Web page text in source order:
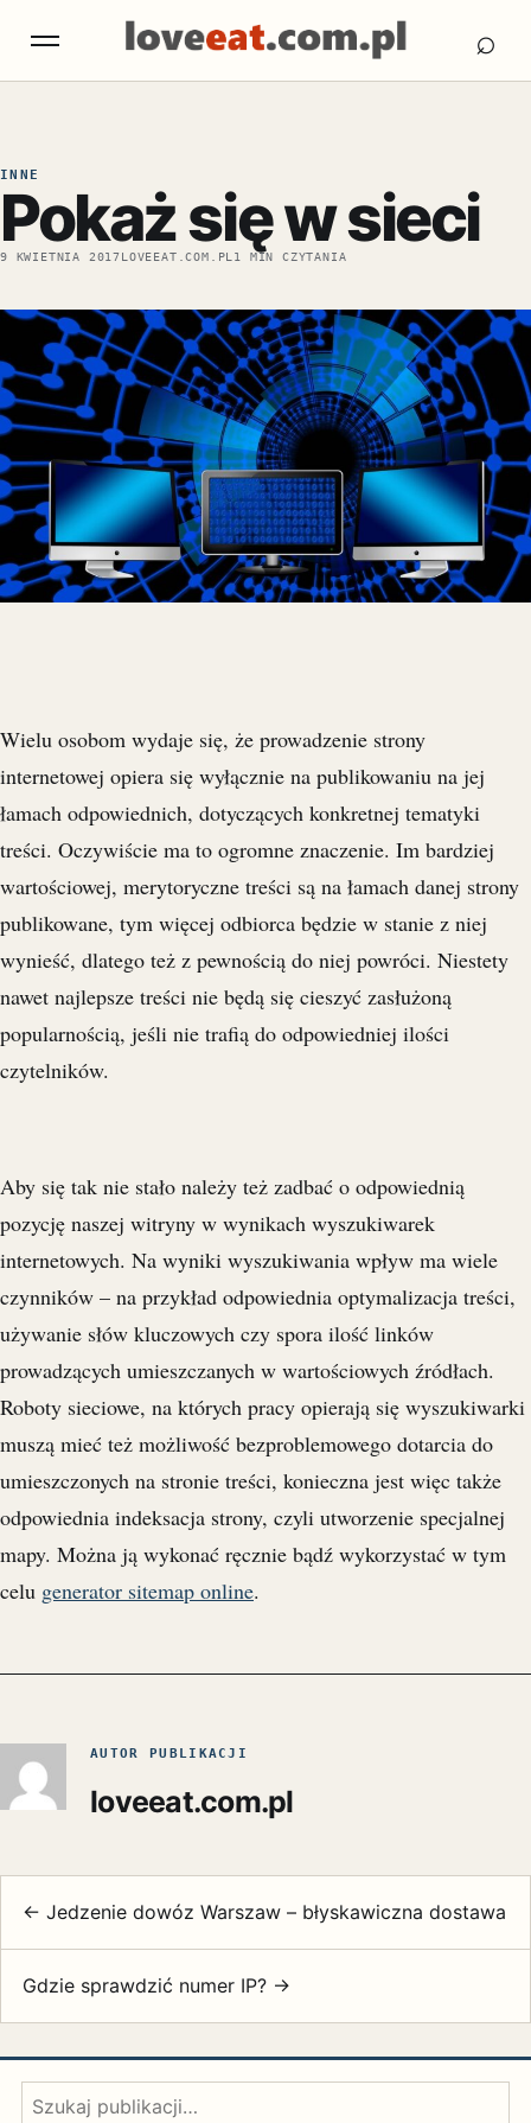
Otwórz menu ⌕
INNE
Pokaż się w sieci
9 KWIETNIA 2017LOVEEAT.COM.PL 1 MIN CZYTANIA
Wielu osobom wydaje się, że prowadzenie strony
internetowej opiera się wyłącznie na publikowaniu na jej
łamach odpowiednich, dotyczących konkretnej tematyki
treści. Oczywiście ma to ogromne znaczenie. Im bardziej
wartościowej, merytoryczne treści są na łamach danej strony
publikowane, tym więcej odbiorca będzie w stanie z niej
wynieść, dlatego też z pewnością do niej powróci. Niestety
nawet najlepsze treści nie będą się cieszyć zasłużoną
popularnością, jeśli nie trafią do odpowiedniej ilości
czytelników.
Aby się tak nie stało należy też zadbać o odpowiednią
pozycję naszej witryny w wynikach wyszukiwarek
internetowych. Na wyniki wyszukiwania wpływ ma wiele
czynników – na przykład odpowiednia optymalizacja treści,
używanie słów kluczowych czy spora ilość linków
prowadzących umieszczanych w wartościowych źródłach.
Roboty sieciowe, na których pracy opierają się wyszukiwarki
muszą mieć też możliwość bezproblemowego dotarcia do
umieszczonych na stronie treści, konieczna jest więc także
odpowiednia indeksacja strony, czyli utworzenie specjalnej
mapy. Można ją wykonać ręcznie bądź wykorzystać w tym
celu generator sitemap online.
AUTOR PUBLIKACJI
loveeat.com.pl
← Jedzenie dowóz Warszaw – błyskawiczna dostawa
Gdzie sprawdzić numer IP? →
Szukaj: